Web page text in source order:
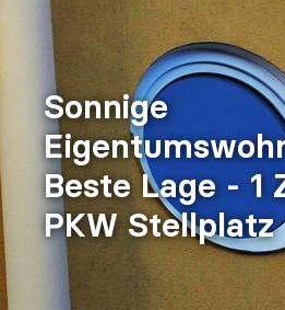
Sonnige
Beste Lage - 1
PKW Stellplatz